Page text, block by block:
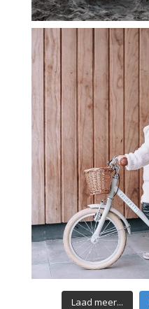
Laad meer...